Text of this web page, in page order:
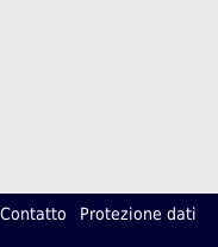
Contatto Protezione dati